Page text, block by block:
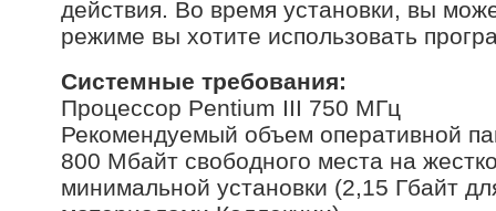
действия. Во время установки, вы
режиме вы хотите использовать
Системные требования:
Процессор Pentium III 750 МГц
Рекомендуемый объем оперативной
800 Мбайт свободного места на
минимальной установки (2,15 Гбайт